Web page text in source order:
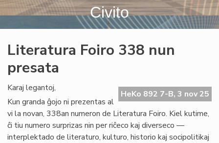
Civito
Literatura Foiro 338 nun
presata
HeKo 892 7-B, 3 nov 25
Karaj legantoj,
Kun granda ĝojo ni prezentas al
vi la novan, 338an numeron de Literatura Foiro. Kiel kutime,
ĉi tiu numero surprizas nin per riĉeco kaj diverseco —
interplektado de literaturo, kulturo, historio kaj socipolitikaj